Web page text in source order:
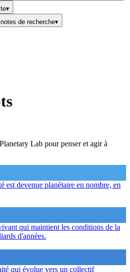
▾
de recherche▾
Lab pour penser et agir à
est devenue planétaire en nombre, en
qui maintient les conditions de la
d'années.
qui évolue vers un collectif